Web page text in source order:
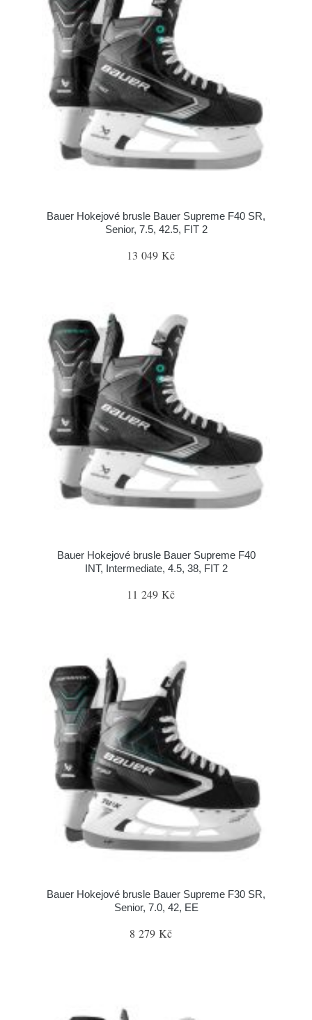
Bauer Hokejové brusle Bauer Supreme F40 SR,
Senior, 7.5, 42.5, FIT 2
13 049 Kč
Bauer Hokejové brusle Bauer Supreme F40
INT, Intermediate, 4.5, 38, FIT 2
11 249 Kč
Bauer Hokejové brusle Bauer Supreme F30 SR,
Senior, 7.0, 42, EE
8 279 Kč